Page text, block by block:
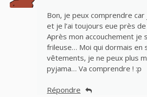
Bon, je peux comprendre
et je l’ai toujours eue près de
Après mon accouchement je
frileuse… Moi qui dormais en
vêtements, je ne peux plus
pyjama… Va comprendre ! :p
Répondre